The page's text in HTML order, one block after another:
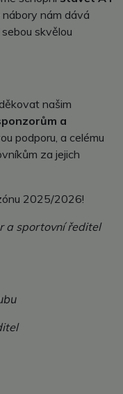
nám dává
skvělou
našim
a
podporu, a celému
za jejich
2025/2026!
a sportovní ředitel